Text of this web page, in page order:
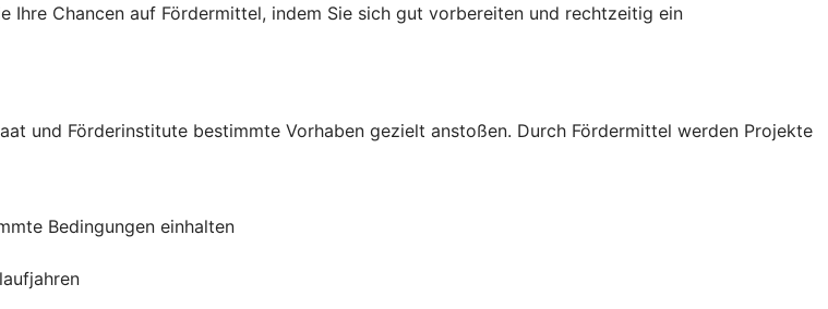
Ihre Chancen auf Fördermittel, indem Sie sich gut vorbereiten und rechtzeitig ein
und Förderinstitute bestimmte Vorhaben gezielt anstoßen. Durch Fördermittel werden Projekte
Bedingungen einhalten